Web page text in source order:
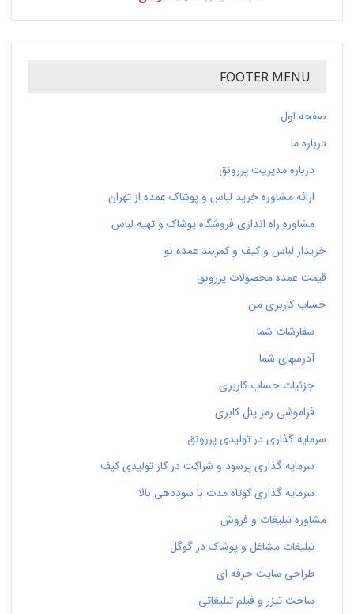
FOOTER MENU
صفحه اول
درباره ما
درباره مدیریت پررونق
ارائه مشاوره خرید لباس و پوشاک عمده از تهران
مشاوره راه اندازی فروشگاه پوشاک و تهیه لباس
خریدار لباس و کیف و کمربند عمده نو
قیمت عمده محصولات پررونق
حساب کاربری من
سفارشات شما
آدرسهای شما
جزئیات حساب کاربری
فراموشی رمز پنل کابری
سرمایه گذاری در تولیدی پررونق
سرمایه گذاری پرسود و شراکت در کار تولیدی کیف
سرمایه گذاری کوتاه مدت با سوددهی بالا
مشاوره تبلیغات و فروش
تبلیغات مشاغل و پوشاک در گوگل
طراحی سایت حرفه ای
ساخت تیزر و فیلم تبلیغاتی